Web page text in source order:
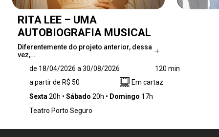
RITA LEE – UMA
AUTOBIOGRAFIA MUSICAL
Diferentemente do projeto anterior, dessa
vez,…
vez, Mel conta a história de Rita com base no
livro da cantora, lançado em 2016 e um dos
maiores sucessos editoriais do Brasil. O livro
uma honestidade escancarada, a ponto de ter
de 18/04/2026 a 30/08/2026
120 min
a partir de R$ 50
Em cartaz
Sexta 20h Sábado 20h Domingo 17h
Teatro Porto Seguro